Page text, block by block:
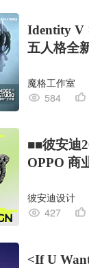
Identity V
五人格全
魔格工作室
584
■■彼安迪
OPPO 商
彼安迪设计
427
<If U